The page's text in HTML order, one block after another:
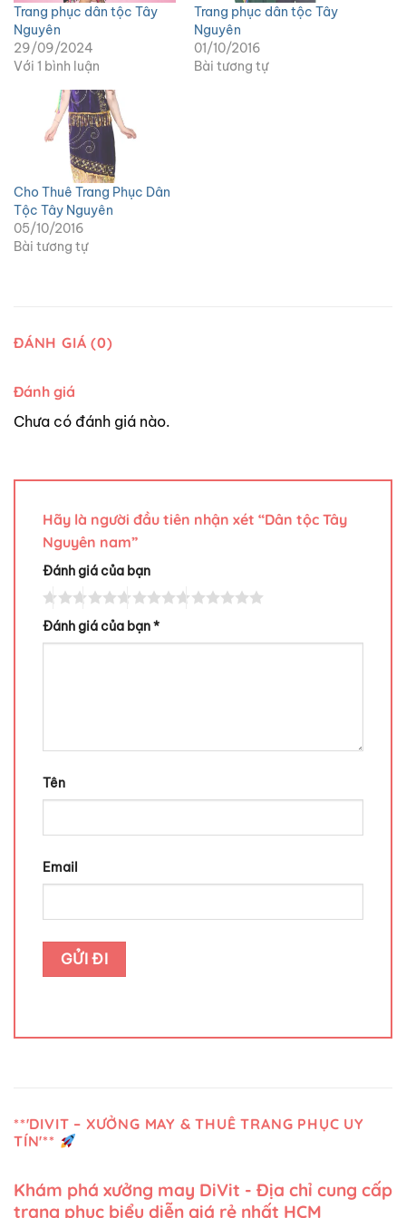
Trang phục dân tộc Tây
Nguyên
29/09/2024
Với 1 bình luận
Trang phục dân tộc Tây
Nguyên
01/10/2016
Bài tương tự
Cho Thuê Trang Phục Dân
Tộc Tây Nguyên
05/10/2016
Bài tương tự
ĐÁNH GIÁ (0)
Đánh giá
Chưa có đánh giá nào.
Hãy là người đầu tiên nhận xét “Dân tộc Tây
Nguyên nam”
Đánh giá của bạn
Đánh giá của bạn*
Tên
Email
**'DIVIT – XƯỞNG MAY & THUÊ TRANG PHỤC UY
TÍN'**
Khám phá xưởng may DiVit - Địa chỉ cung cấp
trang phục biểu diễn giá rẻ nhất HCM